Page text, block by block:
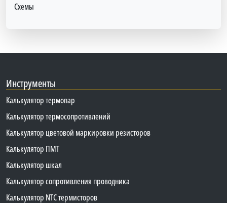
Схемы
Инструменты
Калькулятор термопар
Калькулятор термосопротивлений
Калькулятор цветовой маркировки резисторов
Калькулятор ПМТ
Калькулятор шкал
Калькулятор сопротивления проводника
Калькулятор NTC термисторов